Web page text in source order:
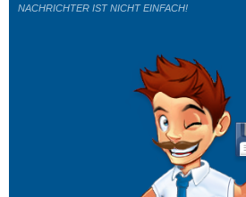
NACHRICHTER IST NICHT EINFACH!